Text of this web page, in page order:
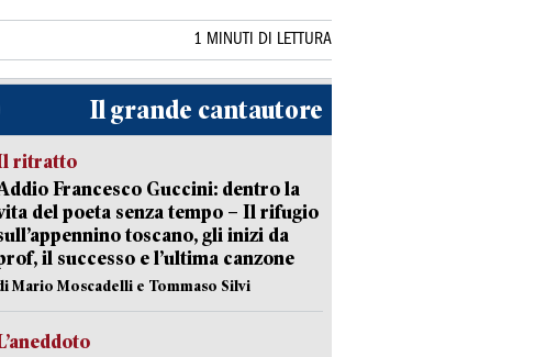
1 MINUTI DI LETTURA
Il grande cantautore
ritratto
Francesco Guccini: dentro la
del poeta senza tempo – Il rifugio
toscano, gli inizi da
il successo e l’ultima canzone
Mario Moscadelli e Tommaso Silvi